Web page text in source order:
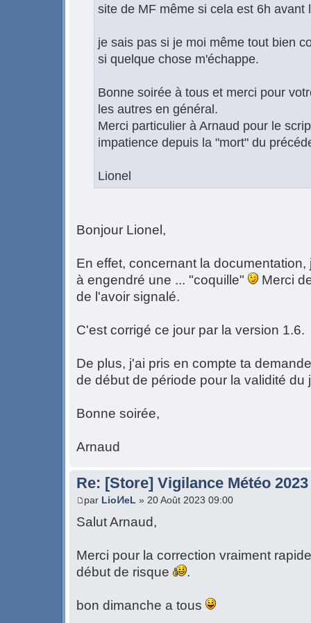
site de MF même si cela est 6h avant
je sais pas si je moi même tout bien
si quelque chose m'échappe.
Bonne soirée à tous et merci pour
les autres en général.
Merci particulier à Arnaud pour le
impatience depuis la "mort" du
Lionel
Bonjour Lionel,
En effet, concernant la
à engendré une ... "coquille"
Merci
de l'avoir signalé.
C'est corrigé ce jour par la version 1.6.
De plus, j'ai pris en compte ta
de début de période pour la validité du
Bonne soirée,
Arnaud
Re: [Store] Vigilance Météo 2023
par LioͶeL » 20 Août 2023 09:00
Salut Arnaud,
Merci pour la correction vraiment
début de risque
.
bon dimanche a tous